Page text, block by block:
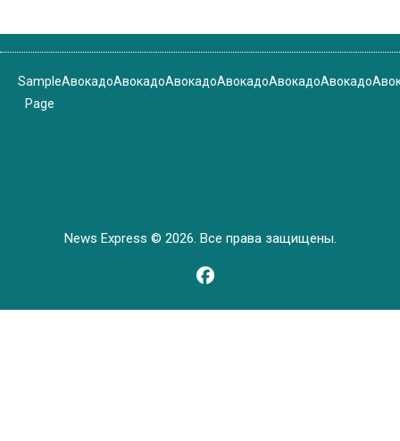
Sample
Page
АвокадоАвокадоАвокадоАвокадоАвокадоАвокадо
News Express © 2026. Все права защищены.